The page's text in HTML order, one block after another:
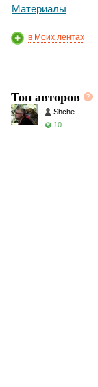
Материалы
в Моих лентах
Топ авторов
Shche
10